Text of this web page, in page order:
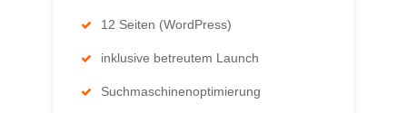
12 Seiten (WordPress)
inklusive betreutem Launch
Suchmaschinenoptimierung